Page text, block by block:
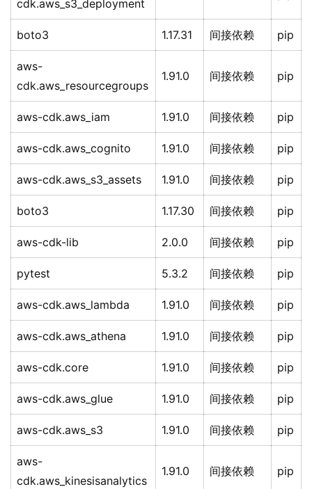
cdk.aws_s3_deployment
boto3 1.17.31 间接依赖 pip
aws-
cdk.aws_resourcegroups
1.91.0 间接依赖 pip
aws-cdk.aws_iam 1.91.0 间接依赖 pip
aws-cdk.aws_cognito 1.91.0 间接依赖 pip
aws-cdk.aws_s3_assets 1.91.0 间接依赖 pip
boto3 1.17.30 间接依赖 pip
aws-cdk-lib 2.0.0 间接依赖 pip
pytest 5.3.2 间接依赖 pip
aws-cdk.aws_lambda 1.91.0 间接依赖 pip
aws-cdk.aws_athena 1.91.0 间接依赖 pip
aws-cdk.core 1.91.0 间接依赖 pip
aws-cdk.aws_glue 1.91.0 间接依赖 pip
aws-cdk.aws_s3 1.91.0 间接依赖 pip
aws-
cdk.aws_kinesisanalytics
1.91.0 间接依赖 pip